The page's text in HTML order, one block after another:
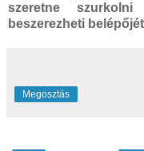
szeretne
beszerezheti
Megosztás